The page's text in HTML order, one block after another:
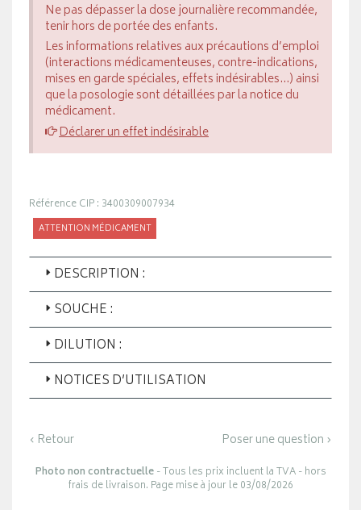
Ne pas dépasser la dose journalière recommandée,
tenir hors de portée des enfants.
Les informations relatives aux précautions d’emploi
(interactions médicamenteuses, contre-indications,
mises en garde spéciales, effets indésirables...) ainsi
que la posologie sont détaillées par la notice du
médicament.
Déclarer un effet indésirable
Référence CIP : 3400309007934
ATTENTION MÉDICAMENT
DESCRIPTION :
SOUCHE :
DILUTION :
NOTICES D’UTILISATION
‹ Retour Poser une question ›
Photo non contractuelle- Tous les prix incluent la TVA - hors
frais de livraison. Page mise à jour le 03/08/2026